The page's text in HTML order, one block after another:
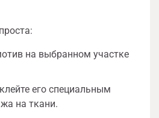
на выбранном участке
его специальным
на ткани.